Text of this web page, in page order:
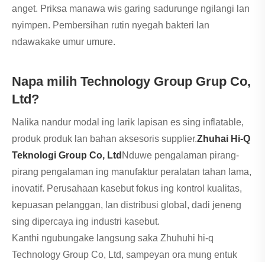
anget. Priksa manawa wis garing sadurunge ngilangi lan
nyimpen. Pembersihan rutin nyegah bakteri lan
ndawakake umur umure.
Napa milih Technology Group Grup Co,
Ltd?
Nalika nandur modal ing larik lapisan es sing inflatable,
produk produk lan bahan aksesoris supplier.Zhuhai Hi-Q
Teknologi Group Co, Ltd Nduwe pengalaman pirang-
pirang pengalaman ing manufaktur peralatan tahan lama,
inovatif. Perusahaan kasebut fokus ing kontrol kualitas,
kepuasan pelanggan, lan distribusi global, dadi jeneng
sing dipercaya ing industri kasebut.
Kanthi ngubungake langsung saka Zhuhuhi hi-q
Technology Group Co, Ltd, sampeyan ora mung entuk